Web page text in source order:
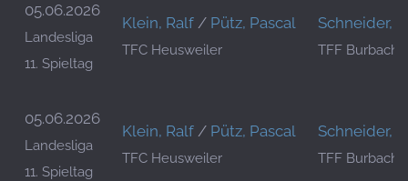
05.06.2026
Landesliga
11. Spieltag
Klein, Ralf / Pütz, Pascal
TFC Heusweiler
Schneider,
TFF Burbach
05.06.2026
Landesliga
11. Spieltag
Klein, Ralf / Pütz, Pascal
TFC Heusweiler
Schneider,
TFF Burbach